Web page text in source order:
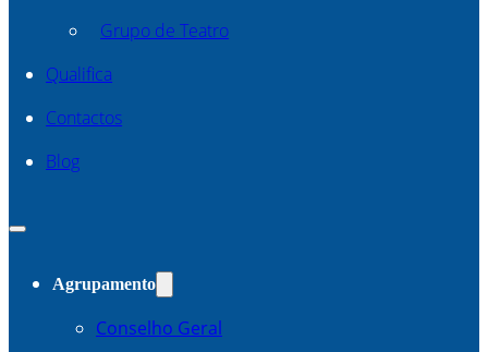
Grupo de Teatro
Qualifica
Contactos
Blog
Agrupamento
Conselho Geral